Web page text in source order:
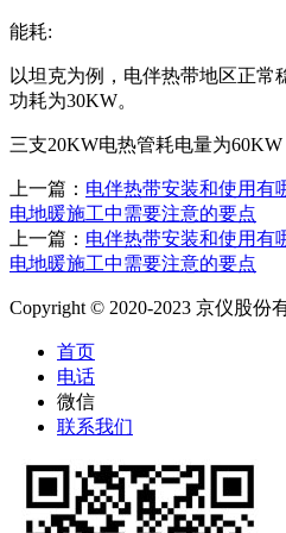
能耗:
以坦克为例，电伴热带地区正常
功耗为30KW。
三支20KW电热管耗电量为60KW
上一篇： 电伴热带安装和使用有
电地暖施工中需要注意的要点
上一篇： 电伴热带安装和使用有
电地暖施工中需要注意的要点
Copyright © 2020-2023 京仪股份
首页
电话
微信
联系我们